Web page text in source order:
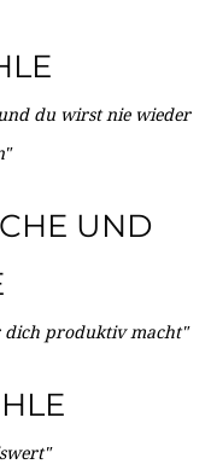
du wirst nie wieder
UND
dich produktiv macht"